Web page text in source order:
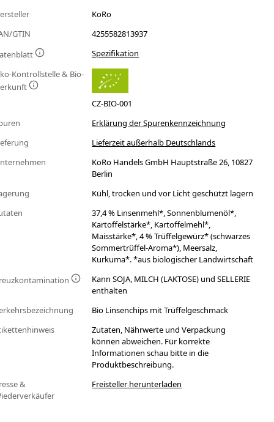
KoRo
GTIN
4255582813937
Spezifikation
Kontrollstelle & Bio-
CZ-BIO-001
Erklärung der Spurenkennzeichnung
Lieferzeit außerhalb Deutschlands
KoRo Handels GmbH Hauptstraße 26, 10827
Berlin
Kühl, trocken und vor Licht geschützt lagern
37,4 % Linsenmehl*, Sonnenblumenöl*,
Kartoffelstärke*, Kartoffelmehl*,
Maisstärke*, 4 % Trüffelgewürz* (schwarzes
Sommertrüffel-Aroma*), Meersalz,
Kurkuma*. *aus biologischer Landwirtschaft
Kann SOJA, MILCH (LAKTOSE) und SELLERIE
enthalten
Bio Linsenchips mit Trüffelgeschmack
Zutaten, Nährwerte und Verpackung
können abweichen. Für korrekte
Informationen schau bitte in die
Produktbeschreibung.
&
Freisteller herunterladen